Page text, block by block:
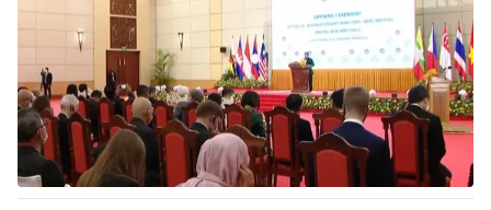
Giải sao mai
Chất lượng cuộc sống
Tuyển sinh
Học trực tuyến
Công nghệ
Hitech Công nghệ tương lai
Sản phẩm
Thị trường
Giao lưu trực tuyến
Lịch phát sóng